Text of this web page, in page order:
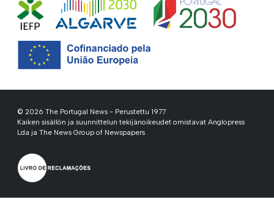
© 2026 The Portugal News - Perustettu 1977
Kaiken sisällön ja suunnittelun tekijänoikeudet omistavat Anglopress
Lda ja The News Group of Newspapers